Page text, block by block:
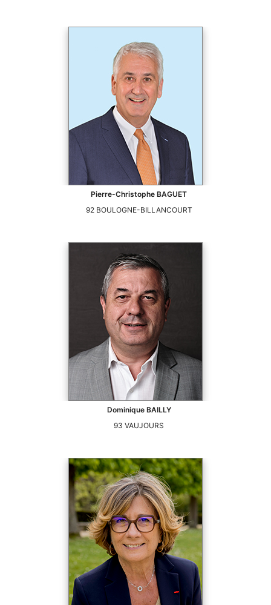
Pierre-Christophe BAGUET
92 BOULOGNE-BILLANCOURT
Dominique BAILLY
93 VAUJOURS